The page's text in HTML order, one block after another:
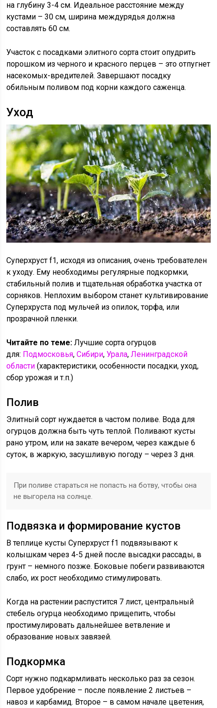
на глубину 3-4 см. Идеальное расстояние между
кустами – 30 см, ширина междурядья должна
составлять 60 см.
Участок с посадками элитного сорта стоит опудрить
порошком из черного и красного перцев – это отпугнет
насекомых-вредителей. Завершают посадку
обильным поливом под корни каждого саженца.
Уход
Суперхруст f1, исходя из описания, очень требователен
к уходу. Ему необходимы регулярные подкормки,
стабильный полив и тщательная обработка участка от
сорняков. Неплохим выбором станет культивирование
Суперхруста под мульчей из опилок, торфа, или
прозрачной пленки.
Читайте по теме:Лучшие сорта огурцов
для: Подмосковья,Сибири,Урала,Ленинградской
области (характеристики, особенности посадки, уход,
сбор урожая и т.п.)
Полив
Элитный сорт нуждается в частом поливе. Вода для
огурцов должна быть чуть теплой. Поливают кусты
рано утром, или на закате вечером, через каждые 6
суток, в жаркую, засушливую погоду – через 3 дня.
При поливе стараться не попасть на ботву, чтобы она
не выгорела на солнце.
Подвязка и формирование кустов
В теплице кусты Суперхруст f1 подвязывают к
колышкам через 4-5 дней после высадки рассады, в
грунт – немного позже. Боковые побеги развиваются
слабо, их рост необходимо стимулировать.
Когда на растении распустится 7 лист, центральный
стебель огурца необходимо прищепить, чтобы
простимулировать дальнейшее ветвление и
образование новых завязей.
Подкормка
Сорт нужно подкармливать несколько раз за сезон.
Первое удобрение – после появление 2 листьев –
навоз и карбамид. Второе – в самом начале цветения,